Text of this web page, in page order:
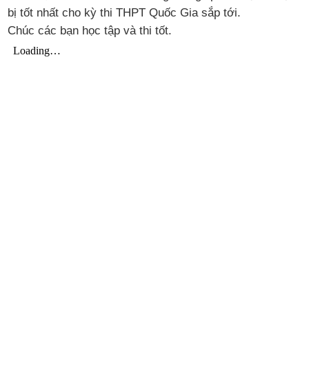
bị tốt nhất cho kỳ thi THPT Quốc Gia sắp tới.
Chúc các bạn học tập và thi tốt.